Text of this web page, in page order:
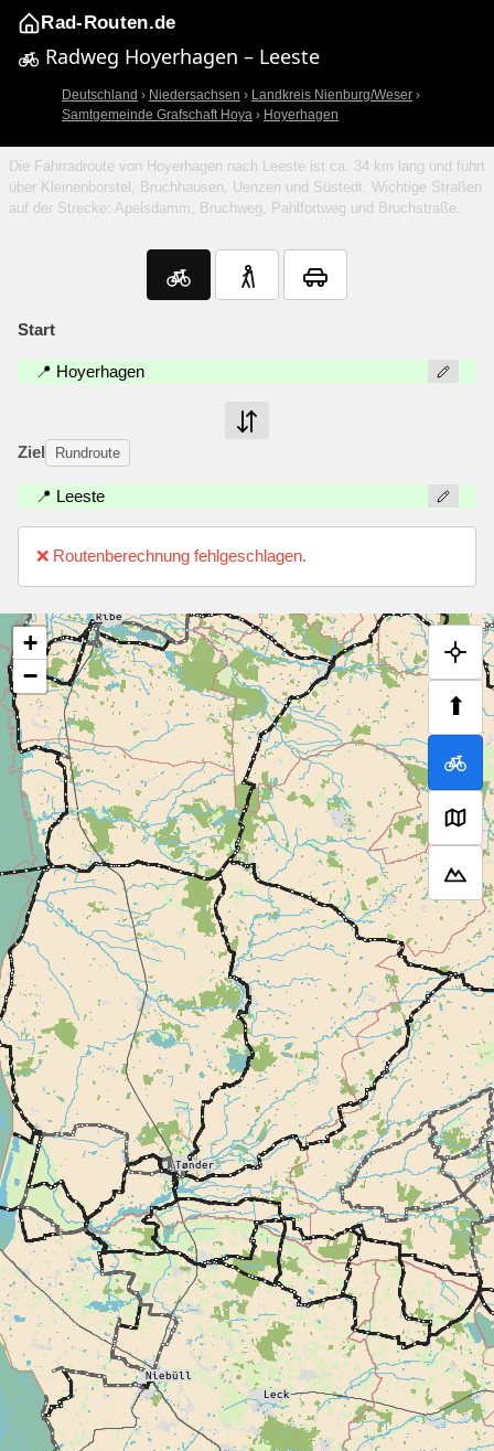
Rad-Routen.de
Radweg Hoyerhagen – Leeste
Deutschland › Niedersachsen › Landkreis Nienburg/Weser ›
Samtgemeinde Grafschaft Hoya › Hoyerhagen
Die Fahrradroute von Hoyerhagen nach Leeste ist ca. 34 km lang und führt
über Kleinenborstel, Bruchhausen, Uenzen und Süstedt. Wichtige Straßen
auf der Strecke: Apelsdamm, Bruchweg, Pahlfortweg und Bruchstraße.
Start
📍 Hoyerhagen
Ziel Rundroute
📍 Leeste
❌ Routenberechnung fehlgeschlagen.
⬆
+
−